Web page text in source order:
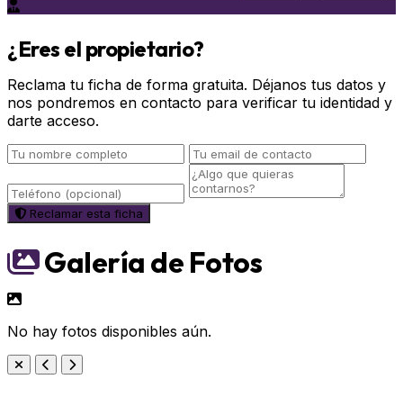
¿Eres el propietario?
Reclama tu ficha de forma gratuita. Déjanos tus datos y
nos pondremos en contacto para verificar tu identidad y
darte acceso.
Reclamar esta ficha
Galería de Fotos
No hay fotos disponibles aún.